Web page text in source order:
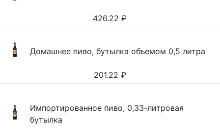
426.22 ₽
Домашнее пиво, бутылка объемом 0,5 литра
201.22 ₽
Импортированное пиво, 0,33-литровая
бутылка